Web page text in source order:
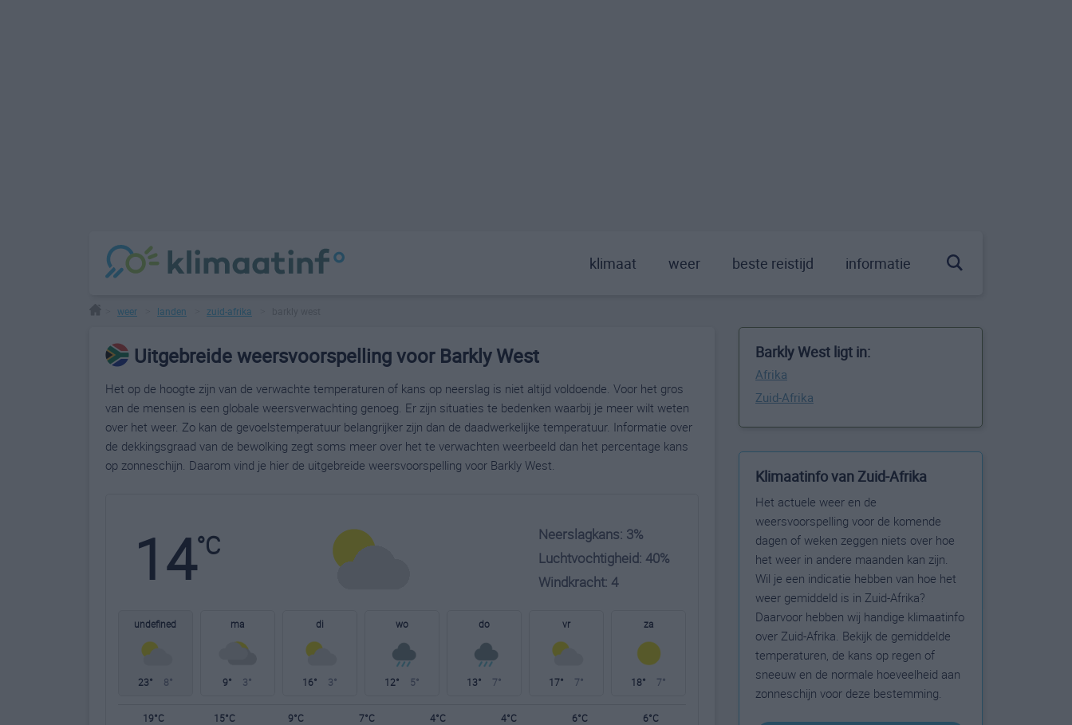
klimaat weer beste reistijd informatie
weer landen zuid-afrika
Uitgebreide weersvoorspelling voor Barkly West
Het op de hoogte zijn van de verwachte temperaturen of kans op neerslag is niet altijd voldoende. Voor het gros
van de mensen is een globale weersverwachting genoeg. Er zijn situaties te bedenken waarbij je meer wilt weten
over het weer. Zo kan de gevoelstemperatuur belangrijker zijn dan de daadwerkelijke temperatuur. Informatie over
de dekkingsgraad van de bewolking zegt soms meer over het te verwachten weerbeeld dan het percentage kans
op zonneschijn. Daarom vind je hier de uitgebreide weersvoorspelling voor Barkly West.
14°C
Neerslagkans: 3%
Luchtvochtigheid: 40%
Windkracht: 4
undefined
23° 8°
ma
9° 3°
di
16° 3°
wo
12° 5°
do
13° 7°
vr
17° 7°
za
18° 7°
19°C 15°C 9°C 7°C 4°C 4°C 6°C 6°C
Barkly West ligt in:
Afrika
Zuid-Afrika
Klimaatinfo van Zuid-Afrika
Het actuele weer en de
weersvoorspelling voor de komende
dagen of weken zeggen niets over hoe
het weer in andere maanden kan zijn.
Wil je een indicatie hebben van hoe het
weer gemiddeld is in Zuid-Afrika?
Daarvoor hebben wij handige klimaatinfo
over Zuid-Afrika. Bekijk de gemiddelde
temperaturen, de kans op regen of
sneeuw en de normale hoeveelheid aan
zonneschijn voor deze bestemming.